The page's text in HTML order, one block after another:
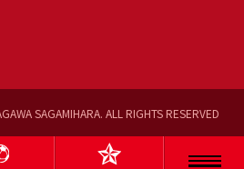
SAGAMIHARA. ALL RIGHTS RESERVED